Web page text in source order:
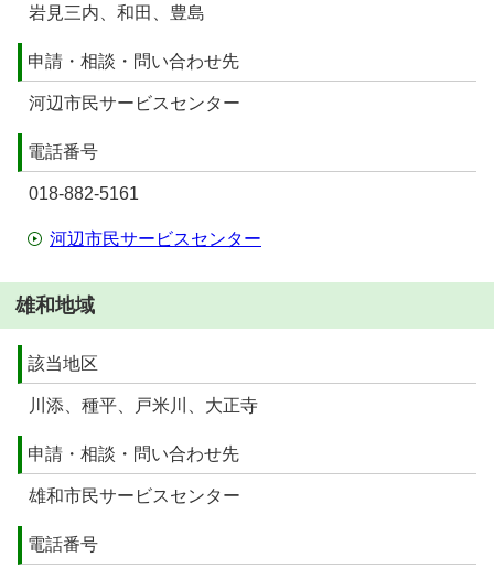
岩見三内、和田、豊島
申請・相談・問い合わせ先
河辺市民サービスセンター
電話番号
018-882-5161
河辺市民サービスセンター
雄和地域
該当地区
川添、種平、戸米川、大正寺
申請・相談・問い合わせ先
雄和市民サービスセンター
電話番号